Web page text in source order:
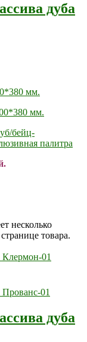
дуба
мм.
мм.
бейц-
палитра
несколько
товара.
дуба